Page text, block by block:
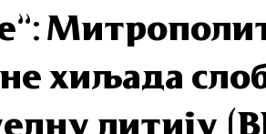
хиљада
литију